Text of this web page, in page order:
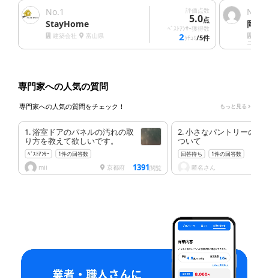
No.1
StayHome
建築会社 富山県
評価点数
5.0点
ﾍﾞｽﾄｱﾝｻｰ獲得数
2ｸﾁｺﾐ/5件
No.
岡村
ニング
専門家への人気の質問
専門家への人気の質問をチェック！ もっと見る
1. 浴室ドアのパネルの汚れの取
り方を教えて欲しいです。
ﾍﾞｽﾄｱﾝｻｰ 1件の回答数
mii 京都府 1391閲覧
2. 小さなパントリーの換
ついて
回答待ち 1件の回答数
匿名さん